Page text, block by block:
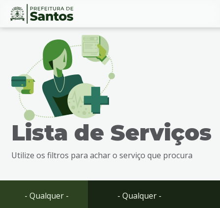
Ir
busca
Ir
Conteúdo
Lista de Serviços
Utilize os filtros para achar o serviço que procura
- Qualquer - - Qualquer -